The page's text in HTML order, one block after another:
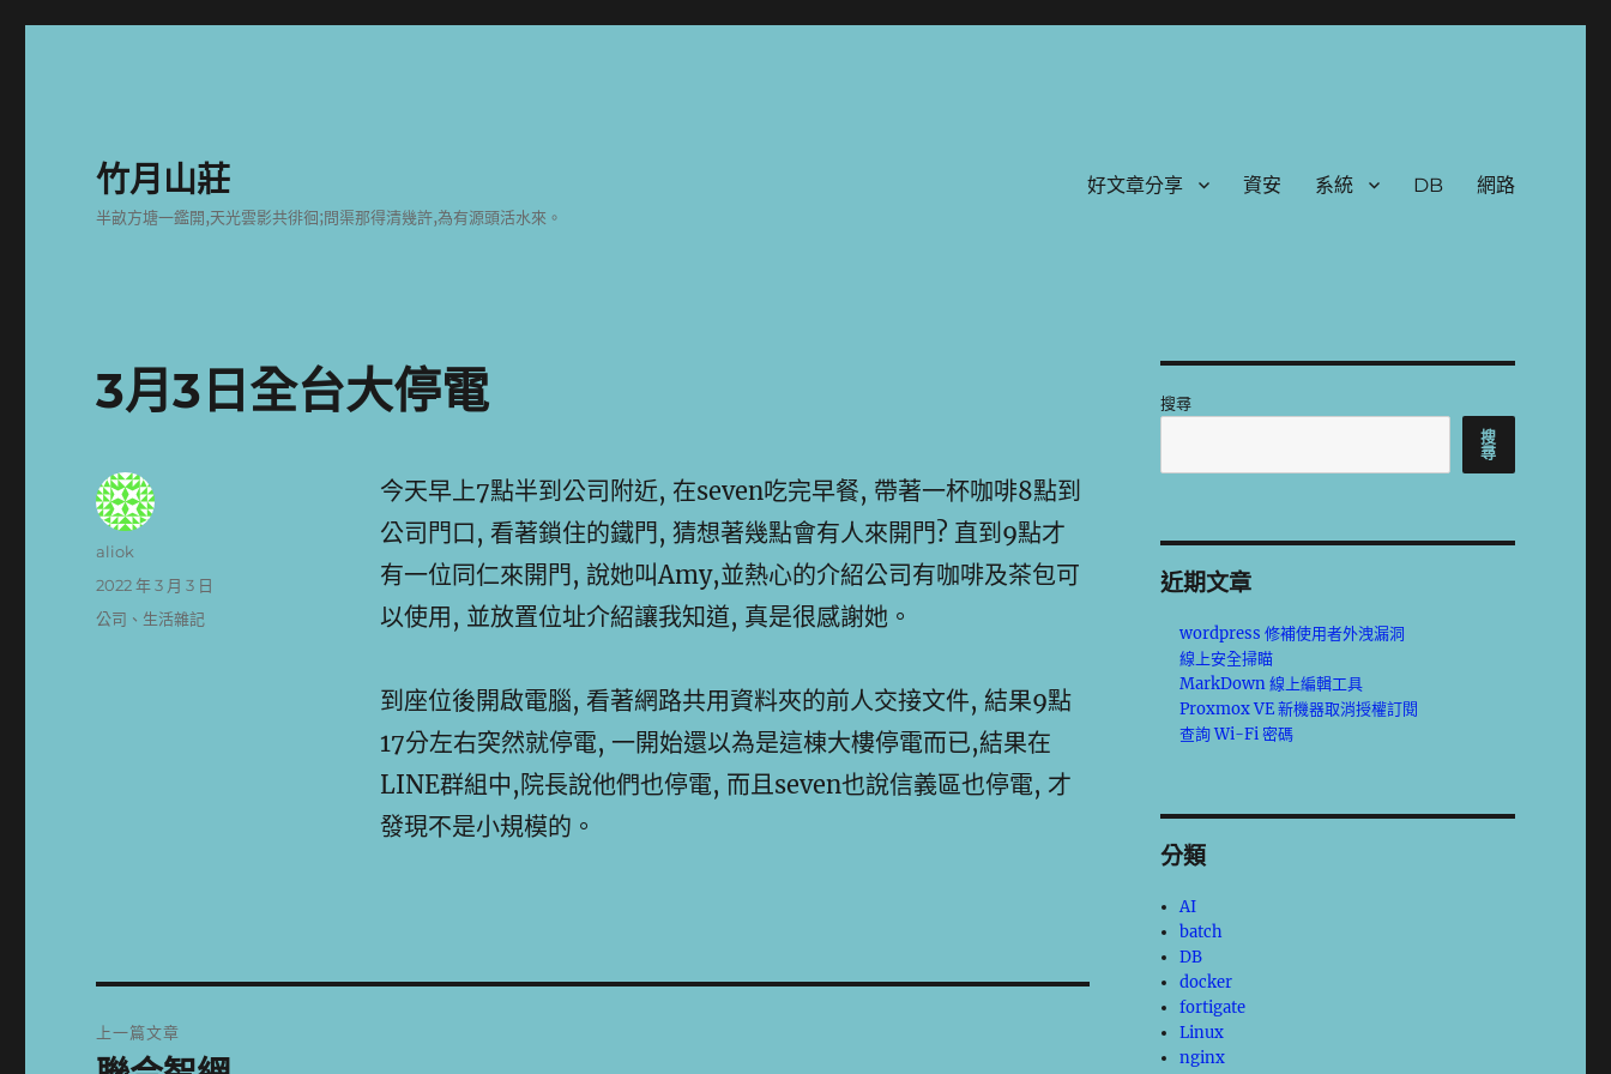
竹月山莊
半畝方塘一鑑開,天光雲影共徘徊;問渠那得清幾許,為有源頭活水來。
好文章分享 資安 系統 DB 網路
3月3日全台大停電
今天早上7點半到公司附近, 在seven吃完早餐, 帶著一杯咖啡8點到
公司門口, 看著鎖住的鐵門, 猜想著幾點會有人來開門? 直到9點才
有一位同仁來開門, 說她叫Amy,並熱心的介紹公司有咖啡及茶包可
以使用, 並放置位址介紹讓我知道, 真是很感謝她。
到座位後開啟電腦, 看著網路共用資料夾的前人交接文件, 結果9點
17分左右突然就停電, 一開始還以為是這棟大樓停電而已,結果在
LINE群組中,院長說他們也停電, 而且seven也說信義區也停電, 才
發現不是小規模的。
作
aliok
發
佈
2022 年 3 月 3 日
分
公司 、 生活雜記
章
上一篇文章
上
搜尋
搜
尋
近期文章
wordpress 修補使用者外洩漏洞
線上安全掃瞄
MarkDown 線上編輯工具
Proxmox VE 新機器取消授權訂閱
查詢 Wi-Fi 密碼
分類
AI
batch
DB
docker
fortigate
Linux
nginx